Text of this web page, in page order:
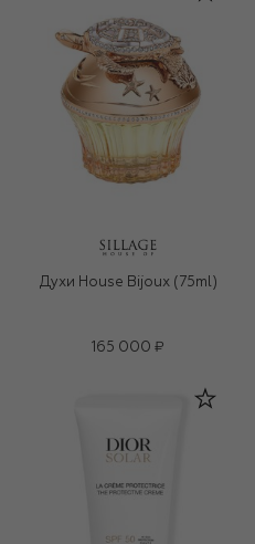
Духи House Bijoux (75ml)
165 000 ₽